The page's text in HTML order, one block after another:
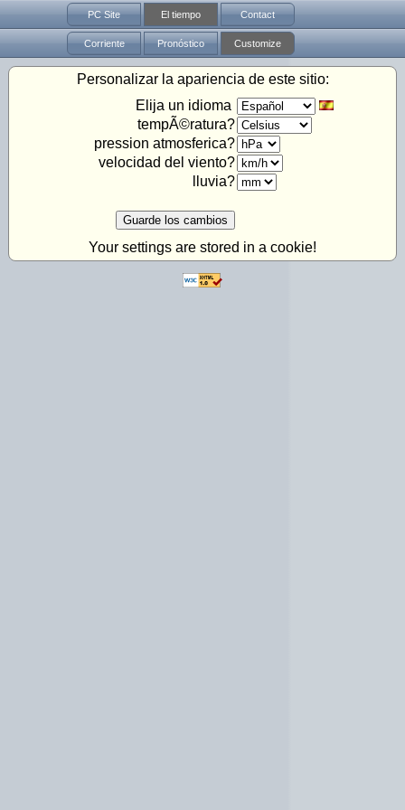
PC Site El tiempo Contact
Corriente Pronóstico Customize
Personalizar la apariencia de este sitio:
Elija un idioma
tempÃ©ratura?
pression atmosferica?
velocidad del viento?
lluvia?
Guarde los cambios
Your settings are stored in a cookie!